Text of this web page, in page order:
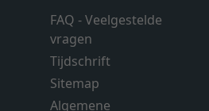
FAQ - Veelgestelde
vragen
Tijdschrift
Sitemap
Algemene